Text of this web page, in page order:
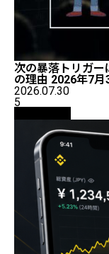
次の暴落トリガ
の理由 2026年7月
2026.07.30
5